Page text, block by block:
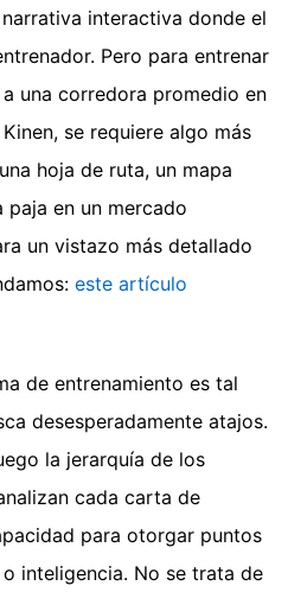
interactiva donde el
Pero para entrenar
una corredora promedio en
se requiere algo más
hoja de ruta, un mapa
paja en un mercado
un vistazo más detallado
este artículo
de entrenamiento es tal
desesperadamente atajos.
la jerarquía de los
cada carta de
para otorgar puntos
inteligencia. No se trata de